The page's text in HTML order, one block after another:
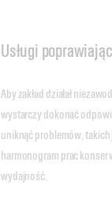
Usługi
Aby zakład działał
wystarczy dokonać
uniknąć problemów,
harmonogram prac
wydajność.